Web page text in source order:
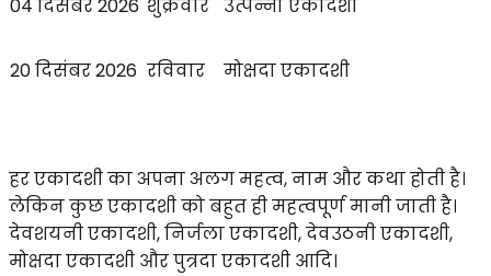
04 दिसंबर 2026 शुक्रवार उत्पन्ना एकादशी
20 दिसंबर 2026 रविवार मोक्षदा एकादशी
हर एकादशी का अपना अलग महत्व, नाम और कथा होती है।
लेकिन कुछ एकादशी को बहुत ही महत्वपूर्ण मानी जाती है।
देवशयनी एकादशी, निर्जला एकादशी, देवउठनी एकादशी,
मोक्षदा एकादशी और पुत्रदा एकादशी आदि।